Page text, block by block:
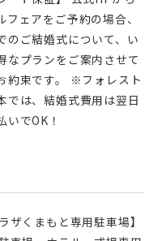
フェアをご予約の場合、
のご結婚式について、い
なプランをご案内させて
約束です。 ※フォレスト
では、結婚式費用は翌日
いでOK！
ザくまもと専用駐車場】